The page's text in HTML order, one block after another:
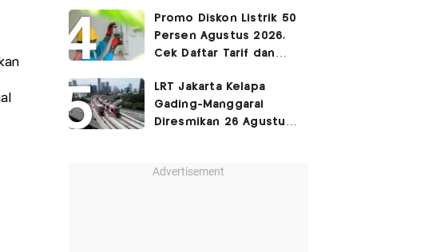
Surabaya
Promo Diskon Listrik 50
Persen Agustus 2026,
Cek Daftar Tarif dan
LRT Jakarta Kelapa
Gading-Manggarai
Diresmikan 26 Agustus
Advertisement